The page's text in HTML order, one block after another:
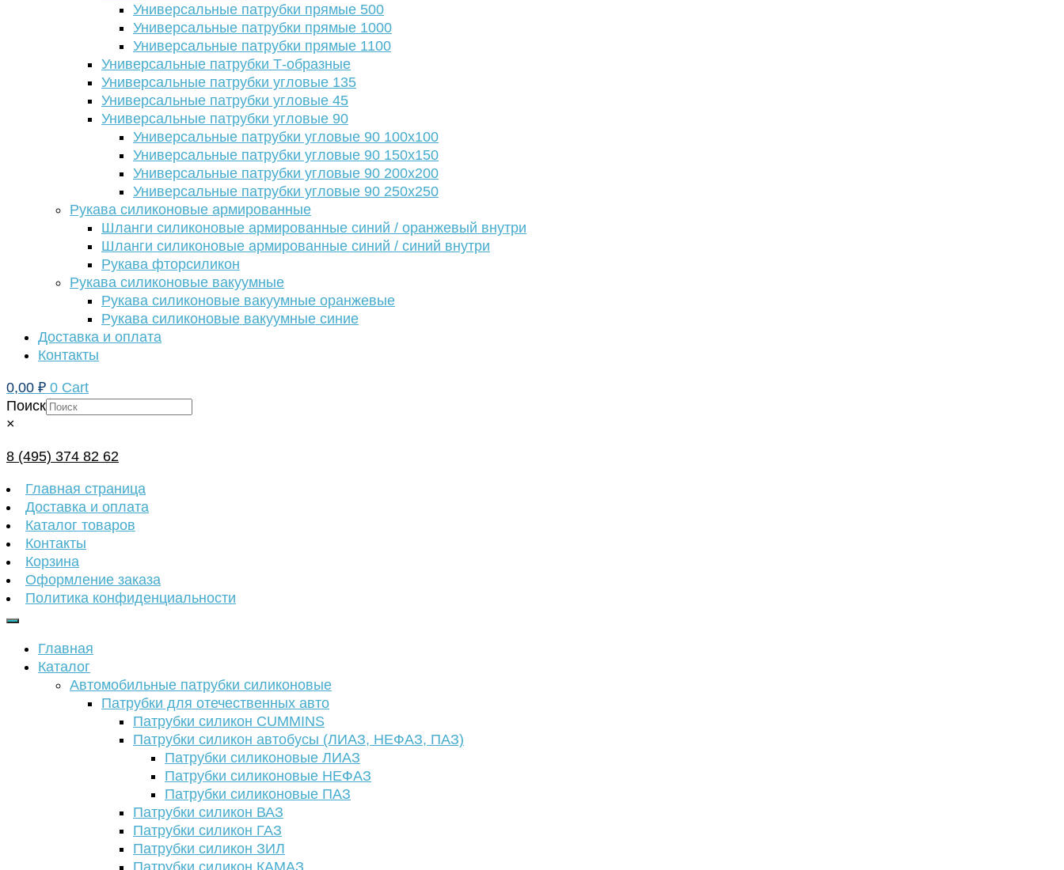
Универсальные патрубки прямые 500
Универсальные патрубки прямые 1000
Универсальные патрубки прямые 1100
Универсальные патрубки Т-образные
Универсальные патрубки угловые 135
Универсальные патрубки угловые 45
Универсальные патрубки угловые 90
Универсальные патрубки угловые 90 100х100
Универсальные патрубки угловые 90 150х150
Универсальные патрубки угловые 90 200х200
Универсальные патрубки угловые 90 250х250
Рукава силиконовые армированные
Шланги силиконовые армированные синий / оранжевый внутри
Шланги силиконовые армированные синий / синий внутри
Рукава фторсиликон
Рукава силиконовые вакуумные
Рукава силиконовые вакуумные оранжевые
Рукава силиконовые вакуумные синие
Доставка и оплата
Контакты
0,00 ₽ 0 Cart
Поиск
×
8 (495) 374 82 62
Главная страница
Доставка и оплата
Каталог товаров
Контакты
Корзина
Оформление заказа
Политика конфиденциальности
Главная
Каталог
Автомобильные патрубки силиконовые
Патрубки для отечественных авто
Патрубки силикон CUMMINS
Патрубки силикон автобусы (ЛИАЗ, НЕФАЗ, ПАЗ)
Патрубки силиконовые ЛИАЗ
Патрубки силиконовые НЕФАЗ
Патрубки силиконовые ПАЗ
Патрубки силикон ВАЗ
Патрубки силикон ГАЗ
Патрубки силикон ЗИЛ
Патрубки силикон КАМАЗ